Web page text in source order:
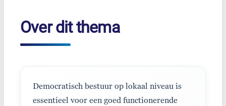
Over dit thema
Democratisch bestuur op lokaal niveau is
essentieel voor een goed functionerende